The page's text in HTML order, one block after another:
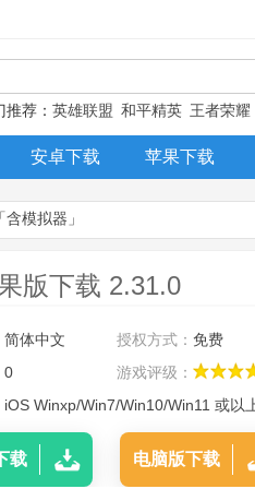
推荐： 英雄联盟 和平精英 王者荣耀
安卓下载 苹果下载
模拟器」
版下载 2.31.0
简体中文 授权方式：免费
0
游戏评级：
iOS Winxp/Win7/Win10/Win11 或以
载 电脑版下载